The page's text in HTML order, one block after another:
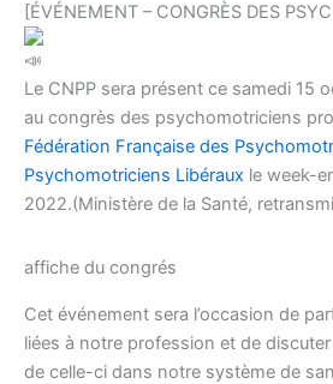
[ÉVÉNEMENT – CONGRÈS DES
Le CNPP sera présent ce samedi 15
au congrès des psychomotriciens
Fédération Française des
Psychomotriciens Libéraux le week-
2022.(Ministère de la Santé,
affiche du congrés
Cet événement sera l’occasion de
liées à notre profession et de
de celle-ci dans notre système de